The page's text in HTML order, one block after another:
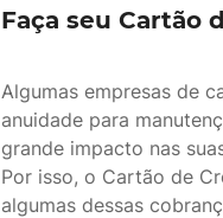
Faça seu Cartão
Algumas empresas de
anuidade para
grande impacto nas
Por isso, o Cartão de
algumas dessas